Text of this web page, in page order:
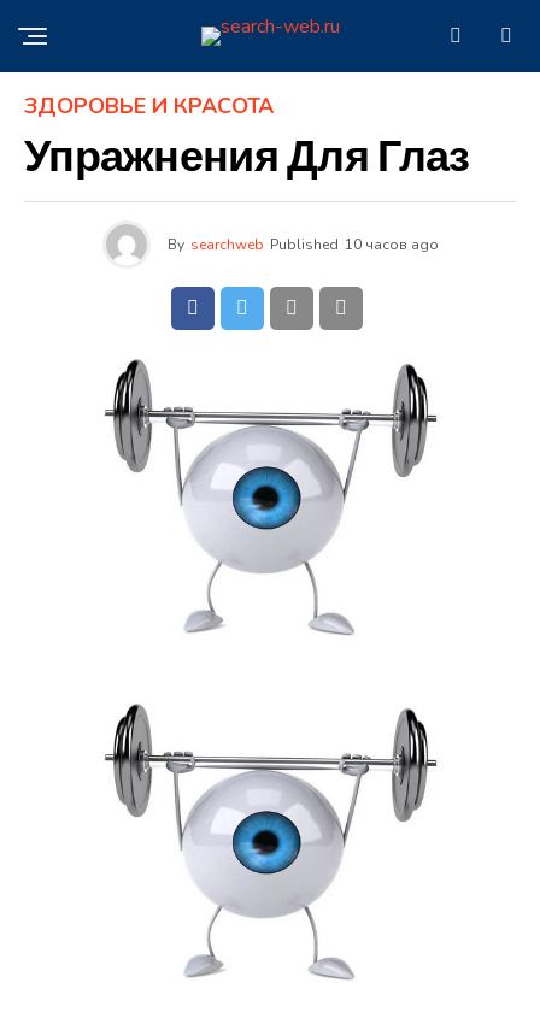
ЗДОРОВЬЕ И КРАСОТА
Упражнения Для Глаз
By searchweb Published 10 часов ago